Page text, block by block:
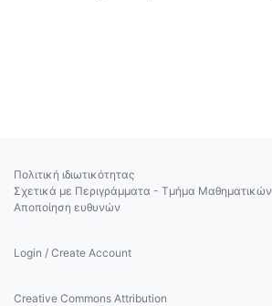
Πολιτική ιδιωτικότητας
Σχετικά με Περιγράμματα - Τμήμα Μαθηματικών
Αποποίηση ευθυνών
Login / Create Account
Creative Commons Attribution